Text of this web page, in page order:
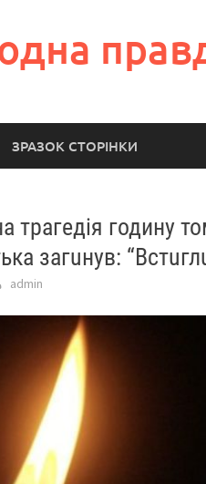
ЗРАЗОК СТОРІНКИ
трагедія годину
загuнув:
admin